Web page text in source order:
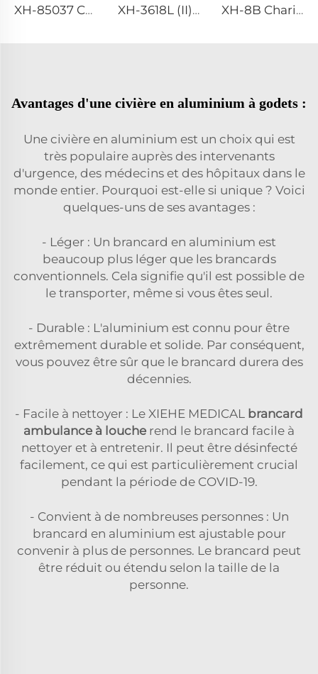
XH-85037 Chariot économique de premiers secours hospitaliers XH-3618L (II) Lit de Patient pour Hôpital XH-8B Chariot Funéraire Matériel de Morgue
Avantages d'une civière en aluminium à godets :
Une civière en aluminium est un choix qui est
très populaire auprès des intervenants
d'urgence, des médecins et des hôpitaux dans le
monde entier. Pourquoi est-elle si unique ? Voici
quelques-uns de ses avantages :
- Léger : Un brancard en aluminium est
beaucoup plus léger que les brancards
conventionnels. Cela signifie qu'il est possible de
le transporter, même si vous êtes seul.
- Durable : L'aluminium est connu pour être
extrêmement durable et solide. Par conséquent,
vous pouvez être sûr que le brancard durera des
décennies.
- Facile à nettoyer : Le XIEHE MEDICAL brancard
ambulance à louche rend le brancard facile à
nettoyer et à entretenir. Il peut être désinfecté
facilement, ce qui est particulièrement crucial
pendant la période de COVID-19.
- Convient à de nombreuses personnes : Un
brancard en aluminium est ajustable pour
convenir à plus de personnes. Le brancard peut
être réduit ou étendu selon la taille de la
personne.